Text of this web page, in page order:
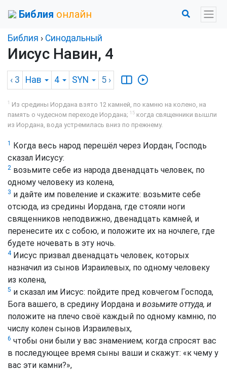
Библия онлайн
Библия › Синодальный
Иисус Навин, 4
‹ 3 Нав 4 SYN 5 ›
1 Из средины Иордана взято 12 камней, по камню на колено, на
память о чудесном переходе Иордана; 15 когда священники вышли
из Иордана, вода устремилась вниз по прежнему.
1 Когда весь народ перешёл через Иордан, Господь
сказал Иисусу:
2 возьмите себе из народа двенадцать человек, по
одному человеку из колена,
3 и дайте им повеление и скажите: возьмите себе
отсюда, из средины Иордана, где стояли ноги
священников неподвижно, двенадцать камней, и
перенесите их с собою, и положите их на ночлеге, где
будете ночевать в эту ночь.
4Иисус призвал двенадцать человек, которых
назначил из сынов Израилевых, по одному человеку
из колена,
5 и сказал им Иисус: пойдите пред ковчегом Господа,
Бога вашего, в средину Иордана и возьмите оттуда, и
положите на плечо своё каждый по одному камню, по
числу колен сынов Израилевых,
6 чтобы они были у вас знамением; когда спросят вас
в последующее время сыны ваши и скажут: «к чему у
вас эти камни?»,